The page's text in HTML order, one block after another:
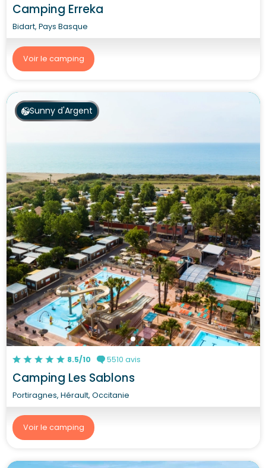
Camping Erreka
Bidart, Pays Basque
Voir le camping
Sunny d'Argent
8.5/10 5510 avis
Camping Les Sablons
Portiragnes, Hérault, Occitanie
Voir le camping